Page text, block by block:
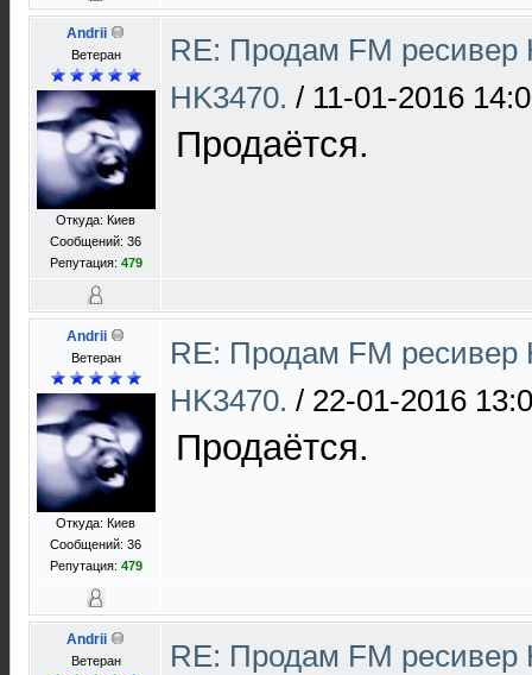
Andrii
Ветеран
Откуда: Киев
Сообщений: 36
Репутация: 479
RE: Продам FM ресивер
HK3470. / 11-01-2016
Продаётся.
Andrii
Ветеран
Откуда: Киев
Сообщений: 36
Репутация: 479
RE: Продам FM ресивер
HK3470. / 22-01-2016
Продаётся.
Andrii
Ветеран
RE: Продам FM ресивер